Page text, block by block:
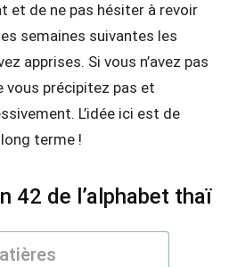
et de ne pas hésiter à revoir
semaines suivantes les
apprises. Si vous n’avez pas
vous précipitez pas et
L’idée ici est de
terme !
42 de l’alphabet thaï